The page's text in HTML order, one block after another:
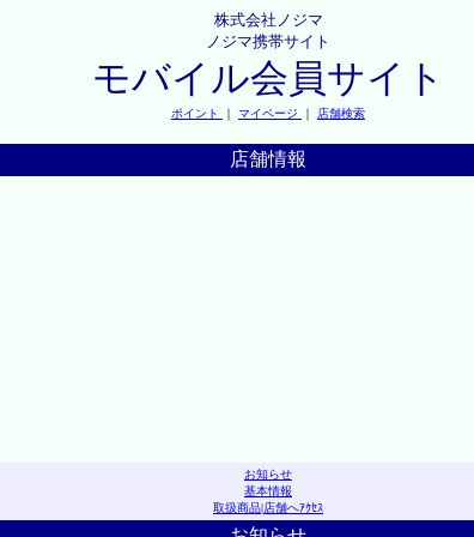
株式会社ノジマ
ノジマ携帯サイト
モバイル会員サイト
ポイント ｜ マイページ ｜ 店舗検索
店舗情報
お知らせ
基本情報
取扱商品|店舗へｱｸｾｽ